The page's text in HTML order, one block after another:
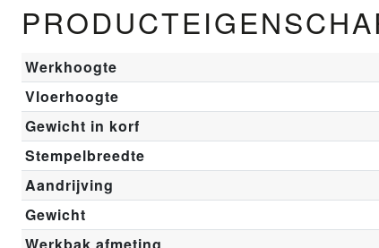
Werkhoogte
Vloerhoogte
Gewicht in korf
Stempelbreedte
Aandrijving
Gewicht